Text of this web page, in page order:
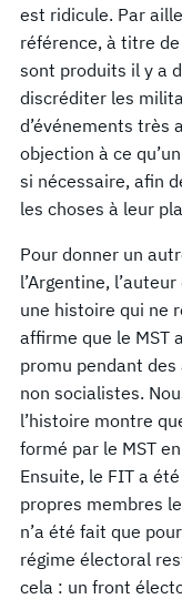
est ridicule. Par
référence, à titre
sont produits il y a
discréditer les
d’événements très
objection à ce
si nécessaire, afin
les choses à leur
Pour donner un
l’Argentine,
une histoire qui ne
affirme que le MST
promu pendant
non socialistes.
l’histoire montre
formé par le MST
Ensuite, le FIT a
propres membres
n’a été fait que
régime électoral
cela : un front